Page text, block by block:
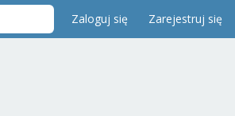
Zaloguj się Zarejestruj się